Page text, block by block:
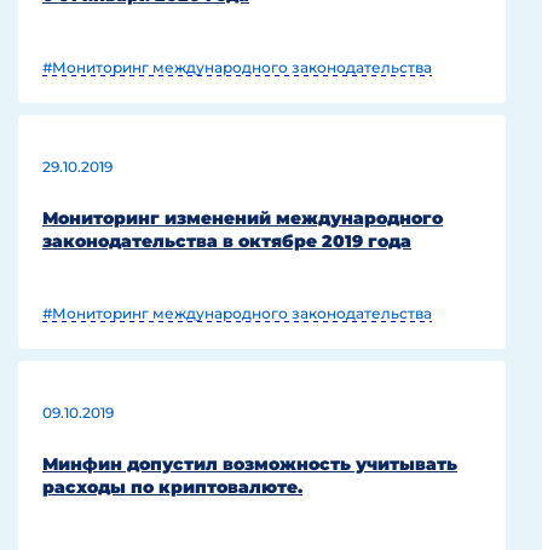
#Мониторинг международного законодательства
29.10.2019
Мониторинг изменений международного
законодательства в октябре 2019 года
#Мониторинг международного законодательства
09.10.2019
Минфин допустил возможность учитывать
расходы по криптовалюте.